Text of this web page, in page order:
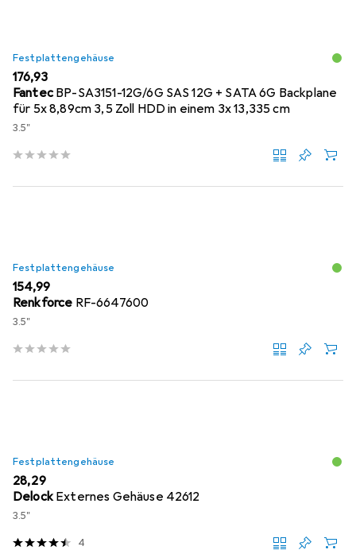
Festplattengehäuse
EUR
176,93
Fantec BP-SA3151-12G/6G SAS 12G + SATA 6G Backplane
für 5x 8,89cm 3,5 Zoll HDD in einem 3x 13,335 cm
3.5"
Festplattengehäuse
EUR
154,99
Renkforce RF-6647600
3.5"
Festplattengehäuse
EUR
28,29
Delock Externes Gehäuse 42612
3.5"
4